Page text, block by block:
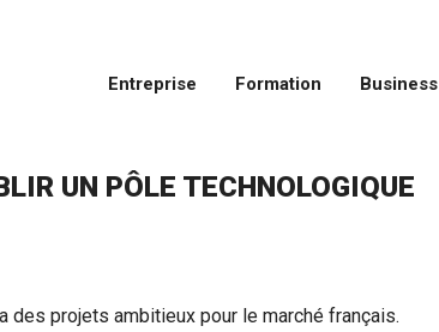
Entreprise Formation Business
UN PÔLE TECHNOLOGIQUE
des projets ambitieux pour le marché français.